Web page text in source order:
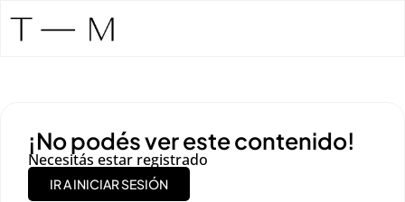
¡No podés ver este contenido!
Necesitás estar registrado
IR A INICIAR SESIÓN